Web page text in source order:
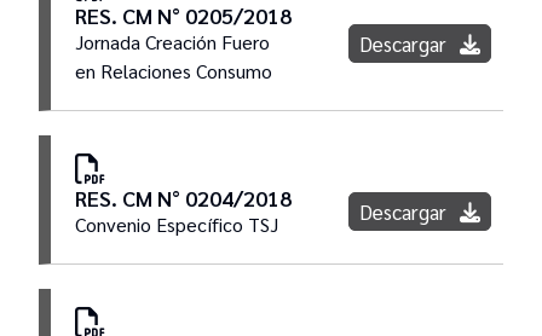
RES. CM N° 0205/2018
Jornada Creación Fuero
en Relaciones Consumo
Descargar
RES. CM N° 0204/2018
Convenio Específico TSJ Descargar